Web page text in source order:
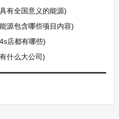
有全国意义的能源)
源包含哪些项目内容)
店都有哪些)
什么大公司)